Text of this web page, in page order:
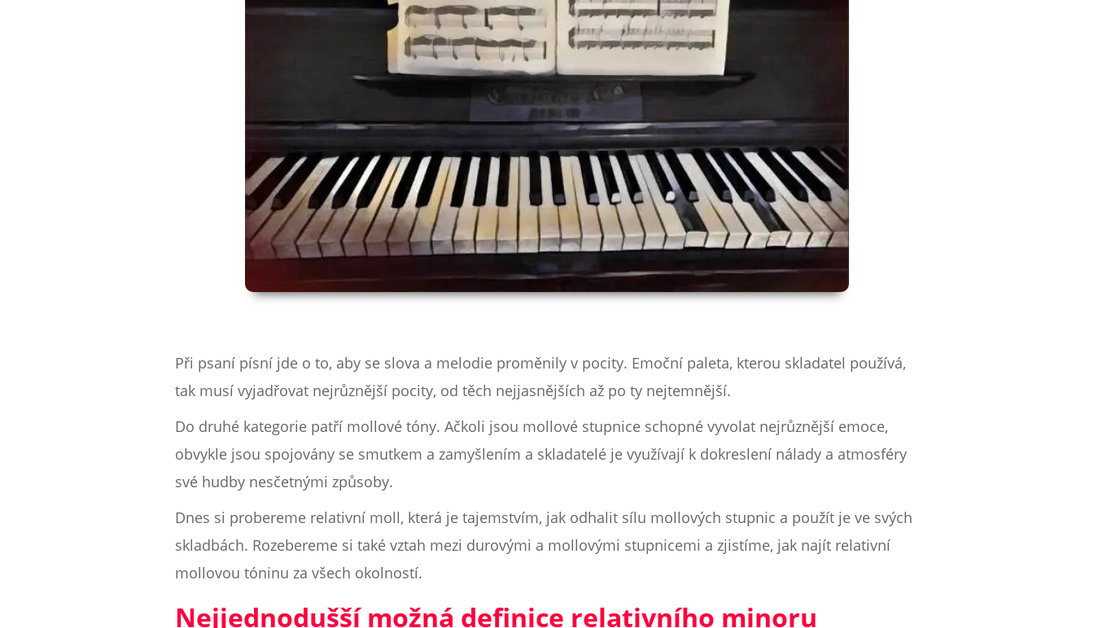
Při psaní písní jde o to, aby se slova a melodie proměnily v pocity. Emoční paleta, kterou skladatel používá,
tak musí vyjadřovat nejrůznější pocity, od těch nejjasnějších až po ty nejtemnější.
Do druhé kategorie patří mollové tóny. Ačkoli jsou mollové stupnice schopné vyvolat nejrůznější emoce,
obvykle jsou spojovány se smutkem a zamyšlením a skladatelé je využívají k dokreslení nálady a atmosféry
své hudby nesčetnými způsoby.
Dnes si probereme relativní moll, která je tajemstvím, jak odhalit sílu mollových stupnic a použít je ve svých
skladbách. Rozebereme si také vztah mezi durovými a mollovými stupnicemi a zjistíme, jak najít relativní
mollovou tóninu za všech okolností.
Nejjednodušší možná definice relativního minoru